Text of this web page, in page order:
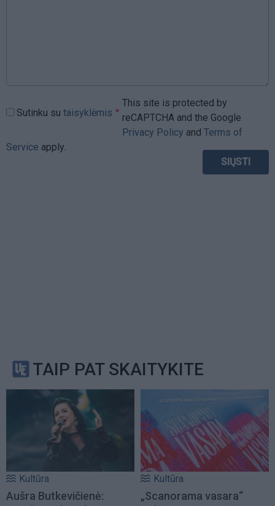
Sutinku su taisyklėmis
This site is protected by
reCAPTCHA and the Google
Privacy Policy and Terms of
Service apply.
TAIP PAT SKAITYKITE
Kultūra
Aušra Butkevičienė:
Kultūra
„Scanorama vasara“